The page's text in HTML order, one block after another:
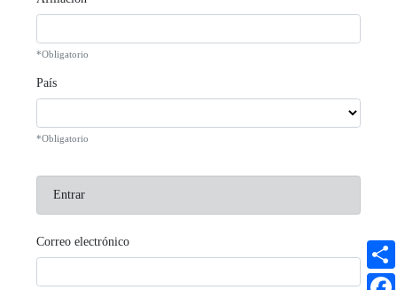
*Obligatorio
País
*Obligatorio
Entrar
Correo electrónico